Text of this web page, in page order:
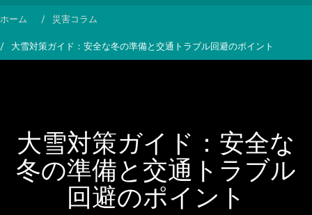
ス
ッ
ホーム 災害コラム
大雪対策ガイド：安全な冬の準備と交通トラブル回避のポイント
大雪対策ガイド：安全な
冬の準備と交通トラブル
回避のポイント